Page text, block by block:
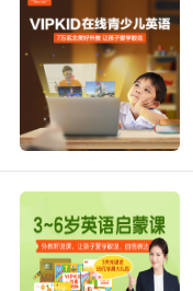
我们是否真的可
第三、课程指标
英语培训机构最
际认可度的英语
习并且也要与时
本不知道自己学
第四、师资指标